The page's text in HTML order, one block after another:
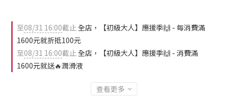
至08/31 16:00截止全店，【初級大人】應援季🙌 - 每消費滿
1600元就折抵100元
至08/31 16:00截止全店，【初級大人】應援季🙌 - 消費滿
1600元就送🔥潤滑液
查看更多